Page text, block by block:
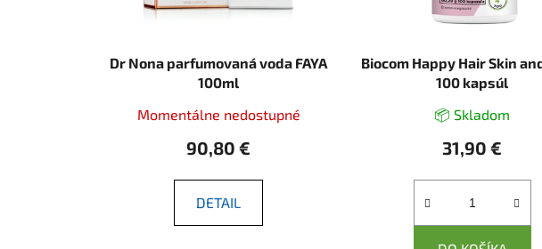
Dr Nona parfumovaná voda FAYA
100ml
Momentálne nedostupné
90,80 €
DETAIL
Biocom Happy Hair Skin
100 kapsúl
📦 Skladom
31,90 €